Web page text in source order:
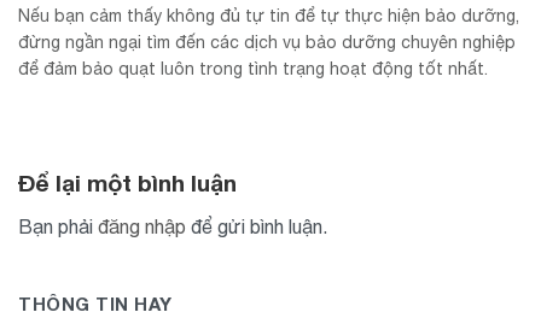
Nếu bạn cảm thấy không đủ tự tin để tự thực hiện bảo dưỡng,
đừng ngần ngại tìm đến các dịch vụ bảo dưỡng chuyên nghiệp
để đảm bảo quạt luôn trong tình trạng hoạt động tốt nhất.
Để lại một bình luận
Bạn phải đăng nhập để gửi bình luận.
THÔNG TIN HAY